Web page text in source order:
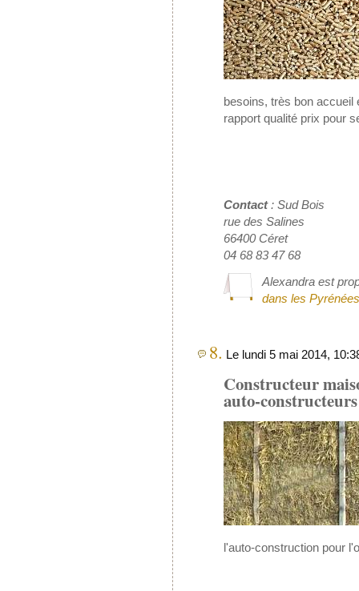
besoins, très bon accueil
rapport qualité prix pour
Contact: Sud Bois
rue des Salines
66400 Céret
04 68 83 47 68
Alexandra est
dans les
8. Le lundi 5 mai 2014,
Constructeur
auto-constructeurs
l'auto-construction pour